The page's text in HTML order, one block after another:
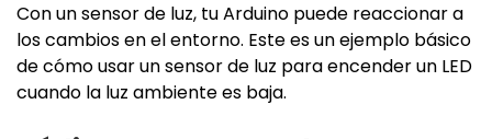
Con un sensor de luz, tu Arduino puede reaccionar a
los cambios en el entorno. Este es un ejemplo básico
de cómo usar un sensor de luz para encender un LED
cuando la luz ambiente es baja.